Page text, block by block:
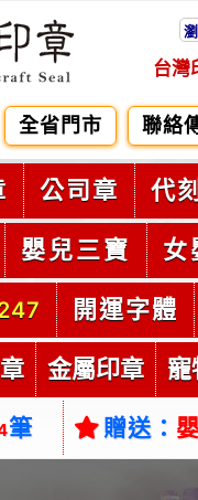
台灣
全省門市 聯絡
公司章 代
嬰兒三寶 女
開運字體
金屬印章 寵
筆 贈送：